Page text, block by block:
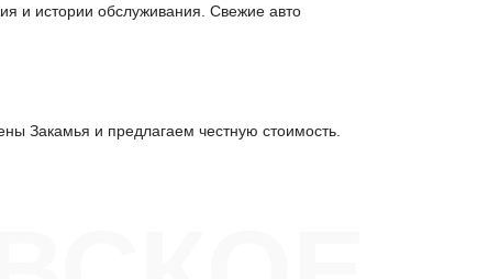
и истории обслуживания. Свежие авто
Закамья и предлагаем честную стоимость.